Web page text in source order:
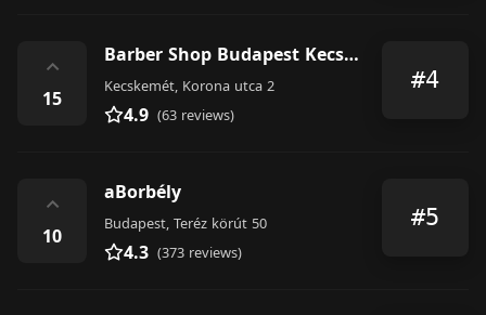
⌃
15
Barber Shop Budapest Kecskemét
Kecskemét, Korona utca 2
4.9 (63 reviews)
#4
⌃
10
aBorbély
Budapest, Teréz körút 50
4.3 (373 reviews)
#5